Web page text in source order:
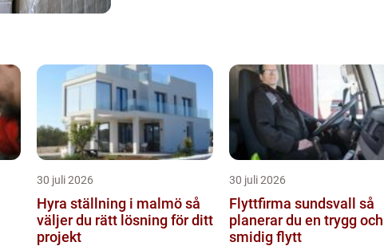
30 juli 2026
Hyra ställning i malmö så
väljer du rätt lösning för ditt
projekt
30 juli 2026
Flyttfirma sundsvall så
planerar du en trygg och
smidig flytt